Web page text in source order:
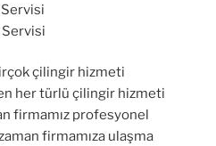
Servisi
çilingir hizmeti
her türlü çilingir hizmeti
firmamız profesyonel
firmamıza ulaşma